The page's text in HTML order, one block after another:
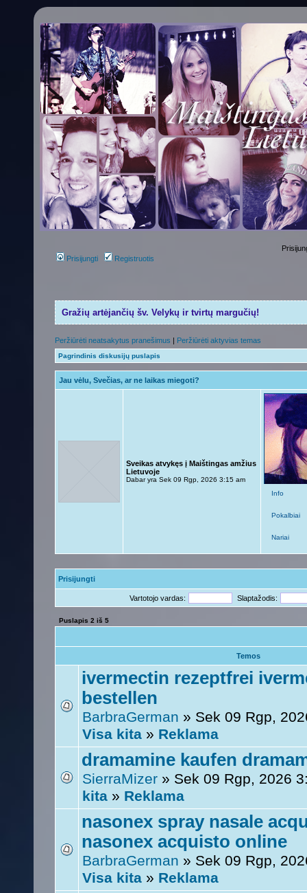
Prisijungti Registruotis
Gražių artėjančių šv. Velykų ir tvirtų margučių!
Peržiūrėti neatsakytus pranešimus | Peržiūrėti aktyvias temas
Pagrindinis diskusijų puslapis
Jau vėlu, Svečias, ar ne laikas miegoti?
Sveikas atvykęs į Maištingas amžius
Lietuvoje
Dabar yra Sek 09 Rgp, 2026 3:15 am
Info
Pokalbiai
Nariai
Prisijungti
Vartotojo vardas: Slaptažodis:
Puslapis 2 iš 5
Temos
ivermectin rezeptfrei
bestellen
BarbraGerman » Sek 09 Rgp,
Visa kita » Reklama
dramamine kaufen
SierraMizer » Sek 09 Rgp, 2026
kita » Reklama
nasonex spray nasale
nasonex acquisto online
BarbraGerman » Sek 09 Rgp,
Visa kita » Reklama